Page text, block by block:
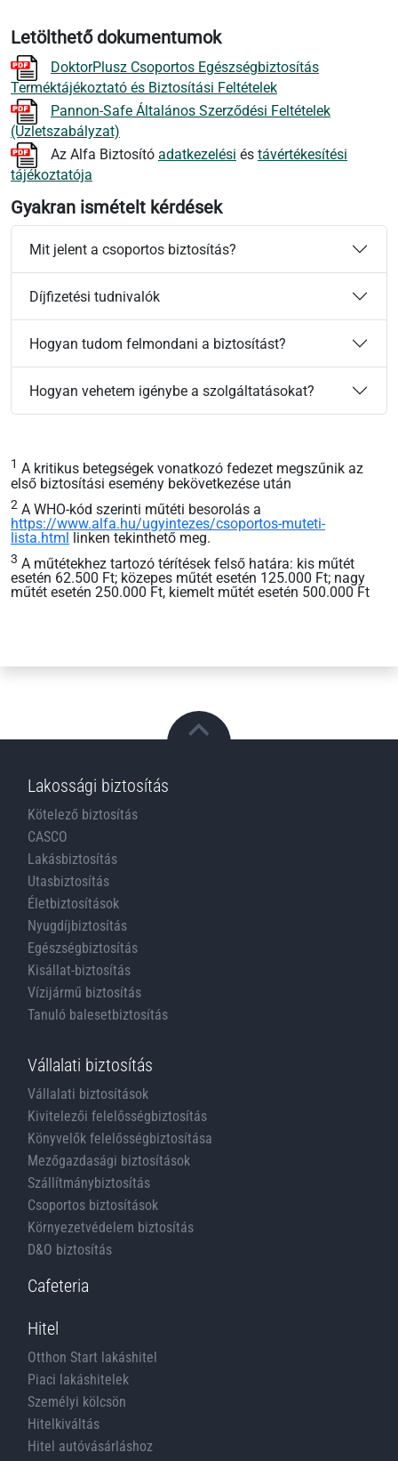
Lakossági biztosítás
Kötelező biztosítás
CASCO
Lakásbiztosítás
Utasbiztosítás
Életbiztosítások
Nyugdíjbiztosítás
Egészségbiztosítás
Kisállat-biztosítás
Vízijármű biztosítás
Tanuló balesetbiztosítás
Vállalati biztosítás
Vállalati biztosítások
Kivitelezői felelősségbiztosítás
Könyvelők felelősségbiztosítása
Mezőgazdasági biztosítások
Szállítmánybiztosítás
Csoportos biztosítások
Környezetvédelem biztosítás
D&O biztosítás
Cafeteria
Hitel
Otthon Start lakáshitel
Piaci lakáshitelek
Személyi kölcsön
Hitelkiváltás
Hitel autóvásárláshoz